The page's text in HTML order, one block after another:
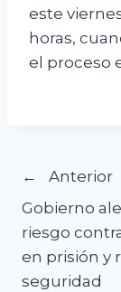
este
horas,
el proceso
de
Anterior
Gobierno
riesgo
en prisión y
seguridad